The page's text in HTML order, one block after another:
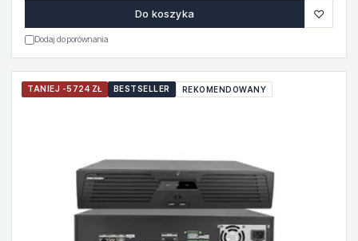
Do koszyka ♡
Dodaj do porównania
TANIEJ -5724 ZŁ BESTSELLER REKOMENDOWANY